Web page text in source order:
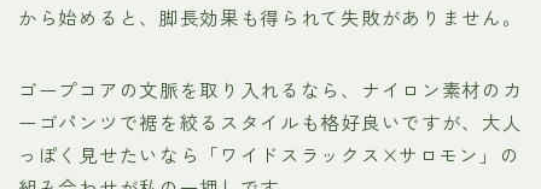
から始めると、脚長効果も得られて失敗がありません。
ゴープコアの文脈を取り入れるなら、ナイロン素材のカ
ーゴパンツで裾を絞るスタイルも格好良いですが、大人
っぽく見せたいなら「ワイドスラックス×サロモン」の